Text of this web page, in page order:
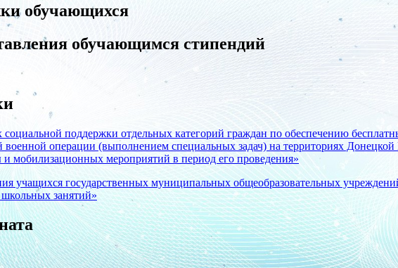
обучающихся
обучающимся стипендий
поддержки отдельных категорий граждан по обеспечению
военной операции (выполнением специальных задач) на территориях
мобилизационных мероприятий в период его проведения»
учащихся государственных муниципальных общеобразовательных
занятий»